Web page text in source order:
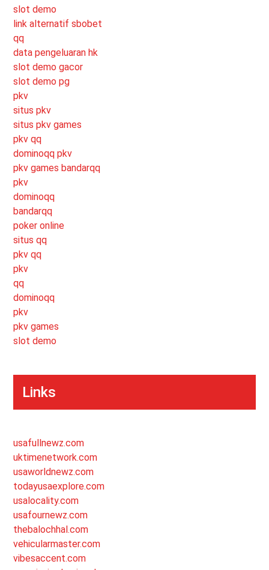
slot demo
link alternatif sbobet
qq
data pengeluaran hk
slot demo gacor
slot demo pg
pkv
situs pkv
situs pkv games
pkv qq
dominoqq pkv
pkv games bandarqq
pkv
dominoqq
bandarqq
poker online
situs qq
pkv qq
pkv
qq
dominoqq
pkv
pkv games
slot demo
Links
usafullnewz.com
uktimenetwork.com
usaworldnewz.com
todayusaexplore.com
usalocality.com
usafournewz.com
thebalochhal.com
vehicularmaster.com
vibesaccent.com